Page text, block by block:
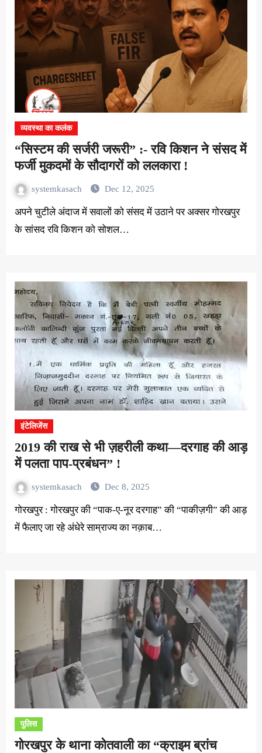
व्यवस्था का कलंक
“सिस्टम की सर्जरी जरूरी” :- रवि किशन ने संसद में
फर्जी मुकदमों के सौदागरों को ललकारा !
systemkasach Dec 12, 2025
अपने चुटीले अंदाज में सवालों को संसद में उठाने पर अक्सर गोरखपुर
के सांसद रवि किशन को सोशल…
इंटेलिजेंस
2019 की राख से भी ज़हरीली कथा—दरगाह की आड़
में पलता पाप-प्रबंधन” !
systemkasach Dec 8, 2025
गोरखपुर : गोरखपुर की “पाक-ए-नूर दरगाह” की “पाकीज़गी” की आड़
में फैलाए जा रहे अंधेरे साम्राज्य का नक़ाब…
पुलिस
गोरखपुर के थाना कोतवाली का “क्राइम ब्रांच